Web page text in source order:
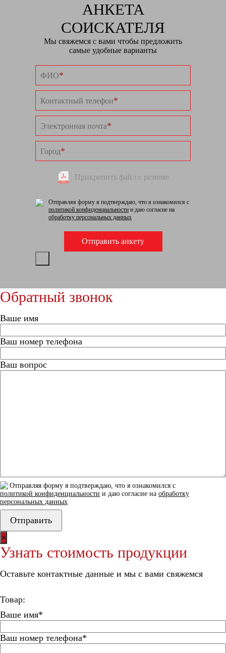
АНКЕТА
СОИСКАТЕЛЯ
Мы свяжемся с вами чтобы предложить
самые удобные варианты
ФИО*
Контактный телефон*
Электронная почта*
Город*
Прикрепить файл с резюме
Отправляя форму я подтверждаю, что я ознакомился с
политикой конфиденциальности и даю согласие на
обработку персональных данных
Обратный звонок
Ваше имя
Ваш номер телефона
Ваш вопрос
Отправляя форму я подтверждаю, что я ознакомился с
политикой конфиденциальности и даю согласие на обработку
персональных данных
×
Узнать стоимость продукции
Оставьте контактные данные и мы с вами свяжемся
Товар:
Ваше имя*
Ваш номер телефона*